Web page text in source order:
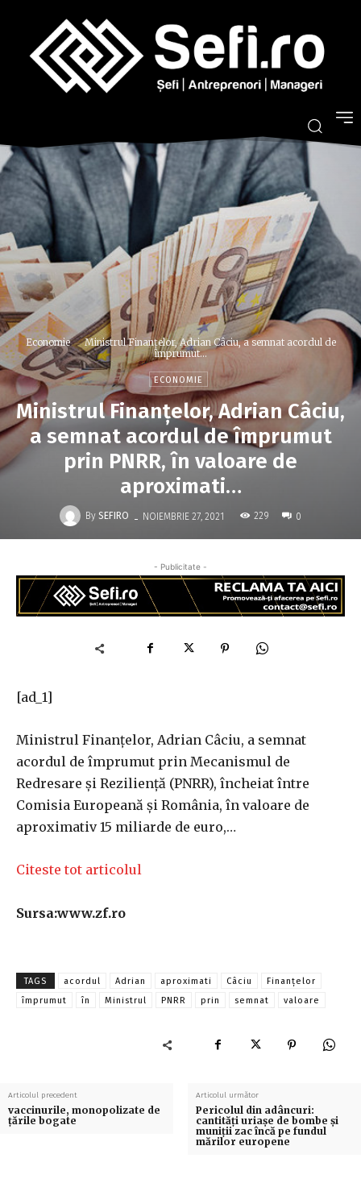
Economie
Ministrul Finanţelor, Adrian Câciu, a semnat acordul de
împrumut...
ECONOMIE
Ministrul Finanţelor, Adrian Câciu,
a semnat acordul de împrumut
prin PNRR, în valoare de
aproximati…
By SEFIRO - NOIEMBRIE 27, 2021 229 0
- Publicitate -
[ad_1]
Ministrul Finanţelor, Adrian Câciu, a semnat
acordul de împrumut prin Mecanismul de
Redresare şi Rezilienţă (PNRR), încheiat între
Comisia Europeană şi România, în valoare de
aproximativ 15 miliarde de euro,…
Citeste tot articolul
Sursa:www.zf.ro
TAGS acordul Adrian aproximati Câciu
Finanțelor
împrumut
în Ministrul PNRR prin semnat valoare
Articolul precedent
vaccinurile, monopolizate de
ţările bogate
Articolul următor
Pericolul din adâncuri:
cantități uriașe de bombe și
muniții zac încă pe fundul
mărilor europene